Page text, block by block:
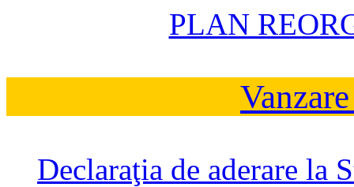
PLAN
Declaraţia de aderare la